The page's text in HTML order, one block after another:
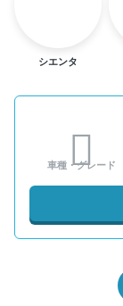
シエンタ
車種・グレード